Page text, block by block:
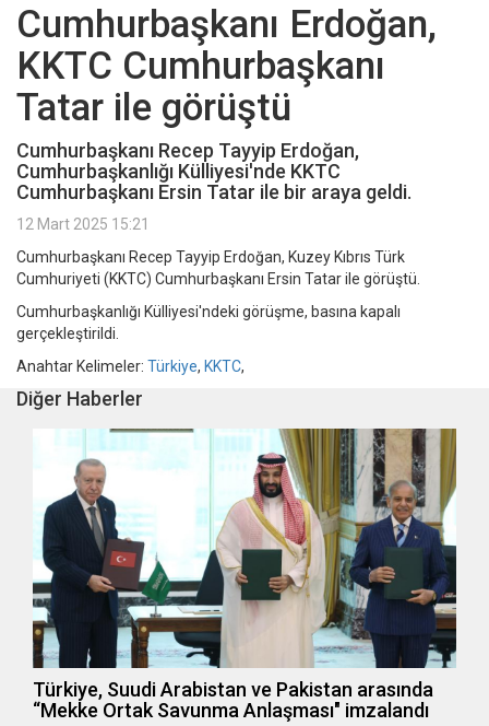
Cumhurbaşkanı Erdoğan,
KKTC Cumhurbaşkanı
Tatar ile görüştü
Cumhurbaşkanı Recep Tayyip Erdoğan,
Cumhurbaşkanlığı Külliyesi'nde KKTC
Cumhurbaşkanı Ersin Tatar ile bir araya geldi.
12 Mart 2025 15:21
Cumhurbaşkanı Recep Tayyip Erdoğan, Kuzey Kıbrıs Türk
Cumhuriyeti (KKTC) Cumhurbaşkanı Ersin Tatar ile görüştü.
Cumhurbaşkanlığı Külliyesi'ndeki görüşme, basına kapalı
gerçekleştirildi.
Anahtar Kelimeler: Türkiye, KKTC,
Diğer Haberler
Türkiye, Suudi Arabistan ve Pakistan arasında
“Mekke Ortak Savunma Anlaşması" imzalandı